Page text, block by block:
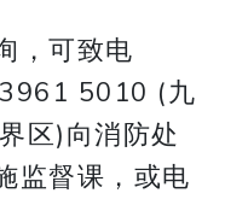
，可致电
5010 (九
区)向消防处
监督课，或电